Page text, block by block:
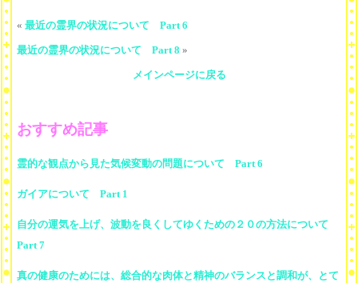
« 最近の霊界の状況について Part 6
最近の霊界の状況について Part 8 »
メインページに戻る
おすすめ記事
霊的な観点から見た気候変動の問題について Part 6
ガイアについて Part 1
自分の運気を上げ、波動を良くしてゆくための２０の方法について
Part 7
真の健康のためには、総合的な肉体と精神のバランスと調和が、とて